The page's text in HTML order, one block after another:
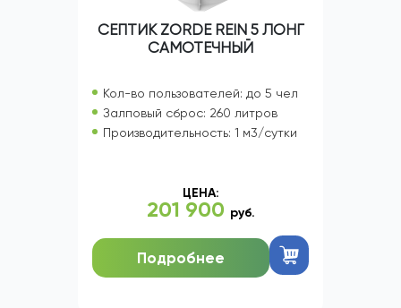
СЕПТИК ZORDE REIN 5 ЛОНГ
САМОТЕЧНЫЙ
Кол-во пользователей: до 5 чел
Залповый сброс: 260 литров
Производительность: 1 м3/сутки
ЦЕНА:
201 900 руб.
Подробнее